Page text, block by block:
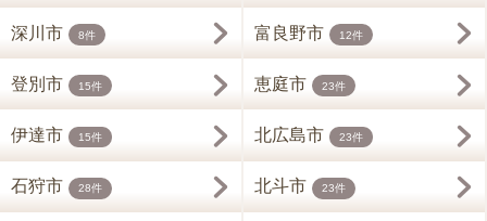
深川市 8件 富良野市 12件
登別市 15件 恵庭市 23件
伊達市 15件 北広島市 23件
石狩市 28件 北斗市 23件